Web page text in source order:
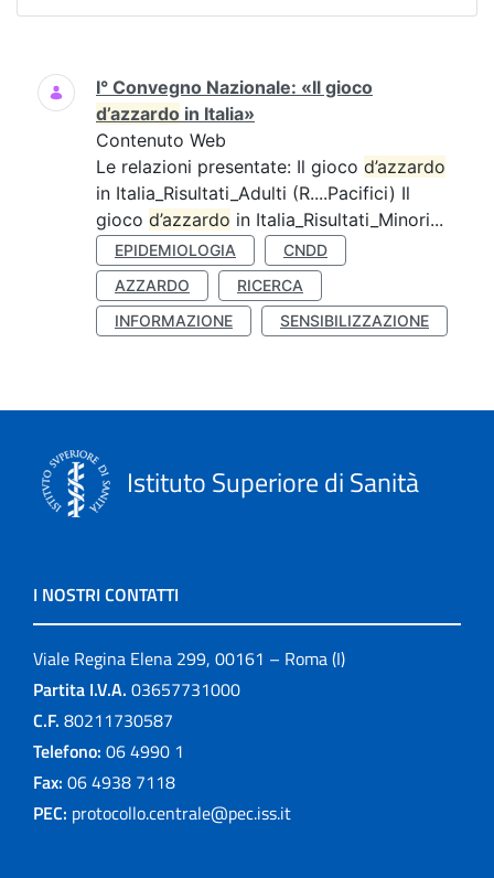
Ricerca
I° Convegno Nazionale: «Il gioco
d’azzardo in Italia»
Contenuto Web
Le relazioni presentate: Il gioco d’azzardo
in Italia_Risultati_Adulti (R....Pacifici) Il
gioco d’azzardo in Italia_Risultati_Minori...
EPIDEMIOLOGIA
CNDD
AZZARDO
RICERCA
INFORMAZIONE
SENSIBILIZZAZIONE
Istituto Superiore di Sanità
I NOSTRI CONTATTI
Viale Regina Elena 299, 00161 – Roma (I)
Partita I.V.A. 03657731000
C.F. 80211730587
Telefono: 06 4990 1
Fax: 06 4938 7118
PEC: protocollo.centrale@pec.iss.it